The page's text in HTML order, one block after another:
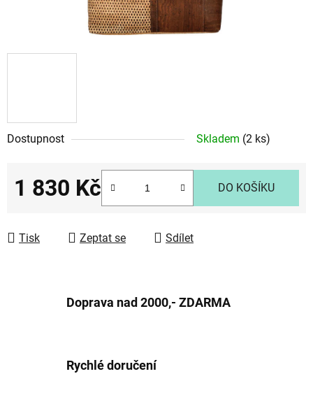
Dostupnost Skladem (2 ks)
1 830 Kč DO KOŠÍKU
Tisk Zeptat se Sdílet
Doprava nad 2000,- ZDARMA
Rychlé doručení